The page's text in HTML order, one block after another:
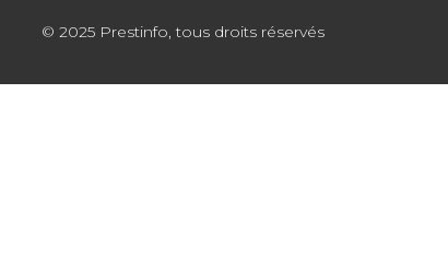
© 2025 Prestinfo, tous droits réservés